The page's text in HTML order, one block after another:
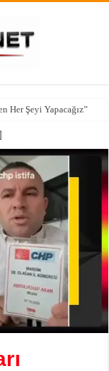
Her Şeyi Yapacağız”